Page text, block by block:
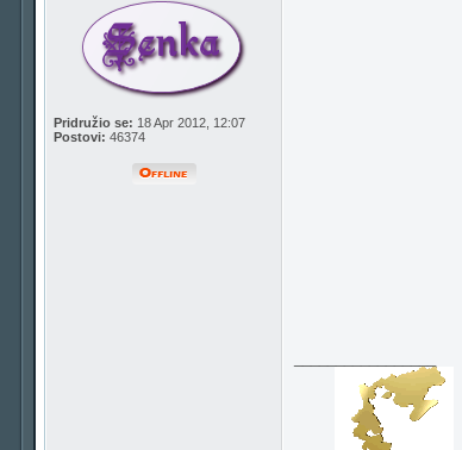
Pridružio se: 18 Apr 2012, 12:07
Postovi: 46374